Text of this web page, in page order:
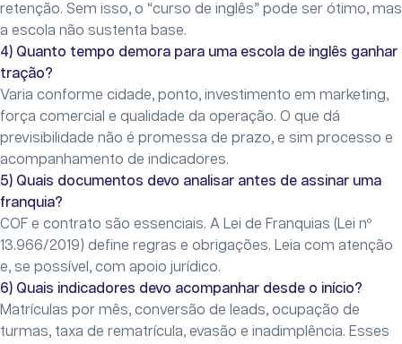
retenção. Sem isso, o “curso de inglês” pode ser ótimo, mas
a escola não sustenta base.
4) Quanto tempo demora para uma escola de inglês ganhar
tração?
Varia conforme cidade, ponto, investimento em marketing,
força comercial e qualidade da operação. O que dá
previsibilidade não é promessa de prazo, e sim processo e
acompanhamento de indicadores.
5) Quais documentos devo analisar antes de assinar uma
franquia?
COF e contrato são essenciais. A Lei de Franquias (Lei nº
13.966/2019) define regras e obrigações. Leia com atenção
e, se possível, com apoio jurídico.
6) Quais indicadores devo acompanhar desde o início?
Matrículas por mês, conversão de leads, ocupação de
turmas, taxa de rematrícula, evasão e inadimplência. Esses